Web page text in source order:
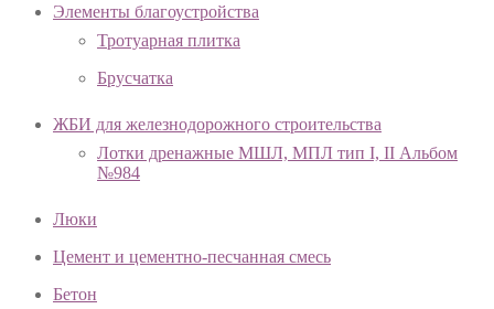
Элементы благоустройства
Тротуарная плитка
Брусчатка
ЖБИ для железнодорожного строительства
Лотки дренажные МШЛ, МПЛ тип I, II Альбом
№984
Люки
Цемент и цементно-песчанная смесь
Бетон